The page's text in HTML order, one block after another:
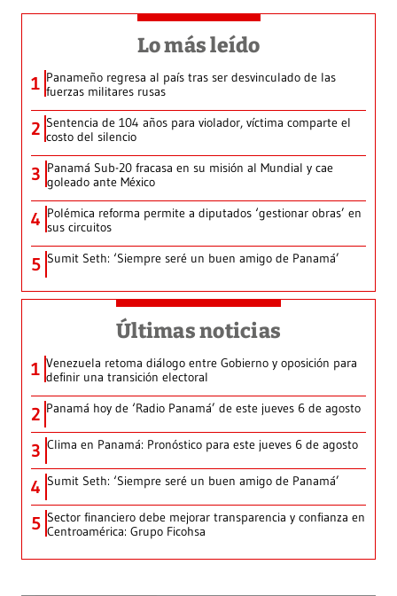
Lo más leído
1 Panameño regresa al país tras ser desvinculado de las
fuerzas militares rusas
2 Sentencia de 104 años para violador, víctima comparte el
costo del silencio
3 Panamá Sub-20 fracasa en su misión al Mundial y cae
goleado ante México
4 Polémica reforma permite a diputados ‘gestionar obras’ en
sus circuitos
5 Sumit Seth: ‘Siempre seré un buen amigo de Panamá’
Últimas noticias
1 Venezuela retoma diálogo entre Gobierno y oposición para
definir una transición electoral
2 Panamá hoy de ‘Radio Panamá’ de este jueves 6 de agosto
3 Clima en Panamá: Pronóstico para este jueves 6 de agosto
4 Sumit Seth: ‘Siempre seré un buen amigo de Panamá’
5 Sector financiero debe mejorar transparencia y confianza en
Centroamérica: Grupo Ficohsa